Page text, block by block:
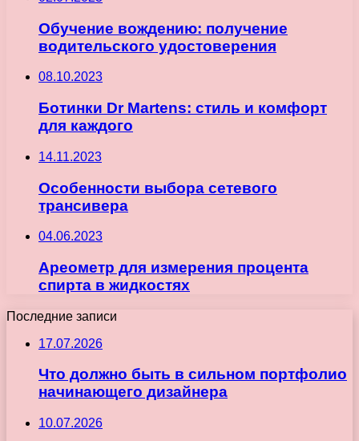
Обучение вождению: получение
водительского удостоверения
08.10.2023
Ботинки Dr Martens: стиль и комфорт
для каждого
14.11.2023
Особенности выбора сетевого
трансивера
04.06.2023
Ареометр для измерения процента
спирта в жидкостях
Последние записи
17.07.2026
Что должно быть в сильном портфолио
начинающего дизайнера
10.07.2026